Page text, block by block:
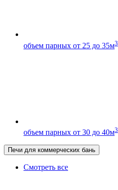
объем парных от 25 до 35м3
объем парных от 30 до 40м3
Печи для коммерческих бань
Смотреть все